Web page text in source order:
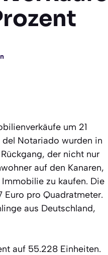
um 21
Notariado wurden in
der nicht nur
auf den Kanaren,
zu kaufen. Die
Euro pro Quadratmeter.
aus Deutschland,
auf 55.228 Einheiten.